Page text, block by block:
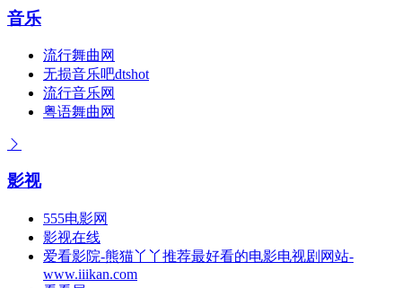
音乐
流行舞曲网
无损音乐吧dtshot
流行音乐网
粤语舞曲网
影视
555电影网
影视在线
爱看影院-熊猫丫丫推荐最好看的电影电视剧网站-
www.iiikan.com